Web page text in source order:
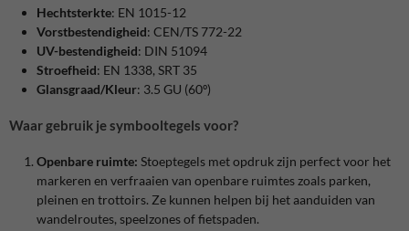
Hechtsterkte: EN 1015-12
Vorstbestendigheid: CEN/TS 772-22
UV-bestendigheid: DIN 51094
Stroefheid: EN 1338, SRT 35
Glansgraad/Kleur: 3.5 GU (60º)
Waar gebruik je symbooltegels voor?
Openbare ruimte: Stoeptegels met opdruk zijn perfect voor het
markeren en verfraaien van openbare ruimtes zoals parken,
pleinen en trottoirs. Ze kunnen helpen bij het aanduiden van
wandelroutes, speelzones of fietspaden.